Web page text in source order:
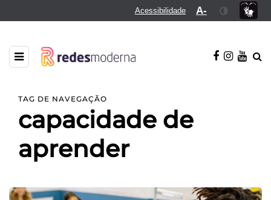
Acessibilidade A-
TAG DE NAVEGAÇÃO
capacidade de
aprender